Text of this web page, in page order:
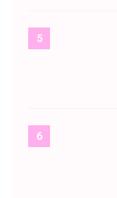
5
6